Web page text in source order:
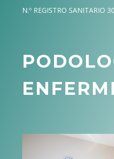
N.º REGISTRO SANITARIO